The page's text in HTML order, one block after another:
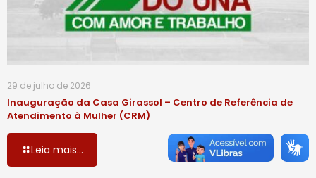
29 de julho de 2026
Inauguração da Casa Girassol – Centro de Referência de
Atendimento à Mulher (CRM)
Leia mais...